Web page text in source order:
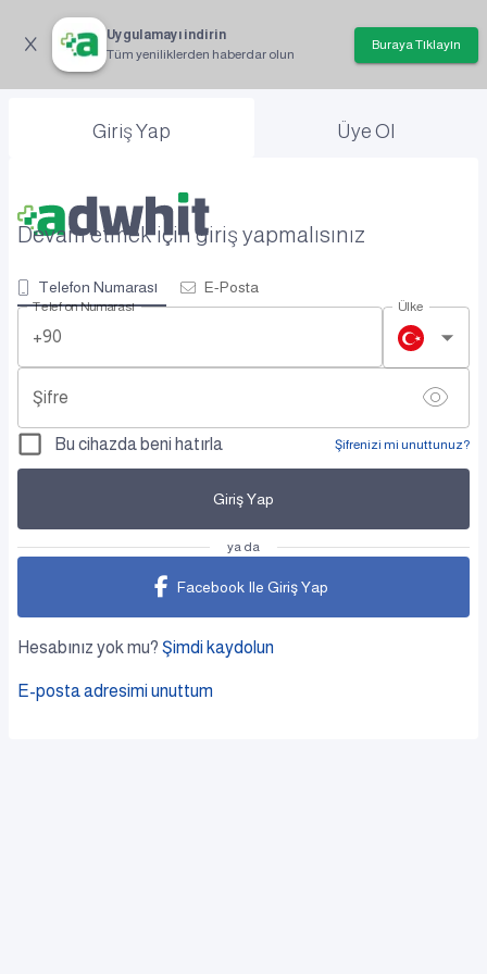
Uygulamayı indirin
Tüm yeniliklerden haberdar olun
Buraya Tıklayın
Giriş Yap Üye Ol
Devam etmek için giriş yapmalısınız
Telefon Numarası E-Posta
Telefon Numarası
+90
Ülke
Şifre
Bu cihazda beni hatırla Şifrenizi mi unuttunuz?
Giriş Yap
ya da
Facebook Ile Giriş Yap
Hesabınız yok mu? Şimdi kaydolun
E-posta adresimi unuttum